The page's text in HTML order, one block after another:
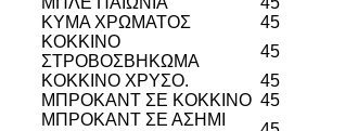
ΚΥΜΑ ΧΡΩΜΑΤΟΣ
45
ΚΟΚΚΙΝΟ
ΣΤΡΟΒΟΣΒΗΚΩΜΑ
45
ΚΟΚΚΙΝΟ ΧΡΥΣΟ.
45
ΜΠΡΟΚΑΝΤ ΣΕ ΚΟΚΚΙΝΟ 45
ΜΠΡΟΚΑΝΤ ΣΕ ΑΣΗΜΙ